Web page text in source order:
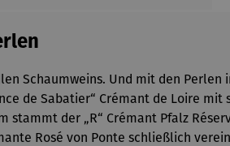
Schaumweins. Und mit den
de Sabatier“ Crémant de Loire
stammt der „R“ Crémant Pfalz
Rosé von Ponte schließlich